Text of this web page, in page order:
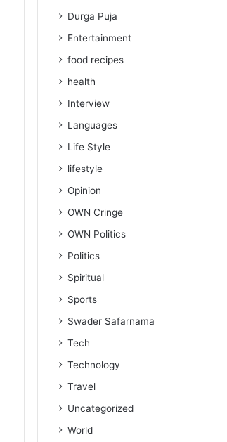
Durga Puja
Entertainment
food recipes
health
Interview
Languages
Life Style
lifestyle
Opinion
OWN Cringe
OWN Politics
Politics
Spiritual
Sports
Swader Safarnama
Tech
Technology
Travel
Uncategorized
World